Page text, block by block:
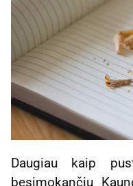
Daugiau kaip
besimokančių